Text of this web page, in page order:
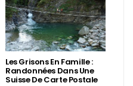
Les Grisons En Famille :
Randonnées Dans Une
Suisse De Carte Postale